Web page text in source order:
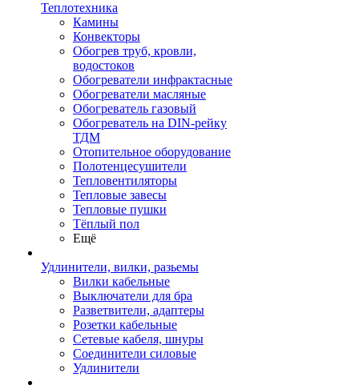
Теплотехника
Камины
Конвекторы
Обогрев труб, кровли,
водостоков
Обогреватели инфрактасные
Обогреватели масляные
Обогреватель газовый
Обогреватель на DIN-рейку
ТДМ
Отопительное оборудование
Полотенцесушители
Тепловентиляторы
Тепловые завесы
Тепловые пушки
Тёплый пол
Ещё
Удлинители, вилки, разьемы
Вилки кабельные
Выключатели для бра
Разветвители, адаптеры
Розетки кабельные
Сетевые кабеля, шнуры
Соединители силовые
Удлинители